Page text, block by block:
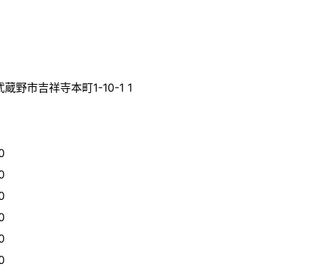
野市吉祥寺本町1-10-1 1